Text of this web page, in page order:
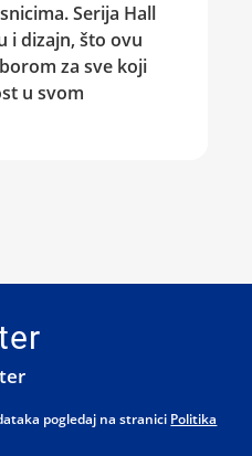
Serija Hall
i dizajn, što ovu
za sve koji
u svom
pogledaj na stranici Politika